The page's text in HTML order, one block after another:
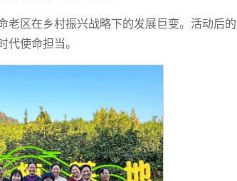
区在乡村振兴战略下的发展巨变。活动后的
代使命担当。